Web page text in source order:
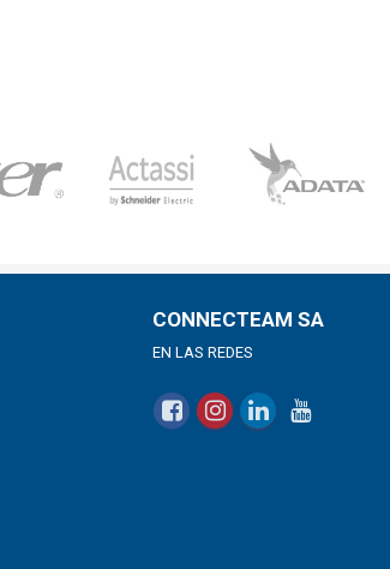
CONNECTEAM SA
EN LAS REDES